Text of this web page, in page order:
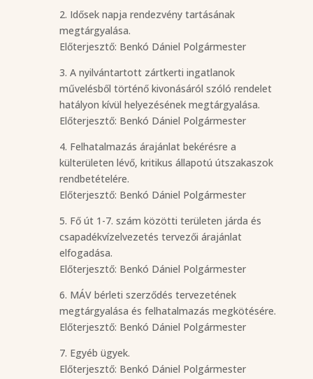
2. Idősek napja rendezvény tartásának
megtárgyalása.
Előterjesztő: Benkó Dániel Polgármester
3. A nyilvántartott zártkerti ingatlanok
művelésből történő kivonásáról szóló rendelet
hatályon kívül helyezésének megtárgyalása.
Előterjesztő: Benkó Dániel Polgármester
4. Felhatalmazás árajánlat bekérésre a
külterületen lévő, kritikus állapotú útszakaszok
rendbetételére.
Előterjesztő: Benkó Dániel Polgármester
5. Fő út 1-7. szám közötti területen járda és
csapadékvízelvezetés tervezői árajánlat
elfogadása.
Előterjesztő: Benkó Dániel Polgármester
6. MÁV bérleti szerződés tervezetének
megtárgyalása és felhatalmazás megkötésére.
Előterjesztő: Benkó Dániel Polgármester
7. Egyéb ügyek.
Előterjesztő: Benkó Dániel Polgármester